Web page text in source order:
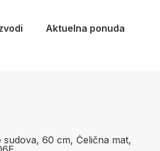
Aktuelna ponuda